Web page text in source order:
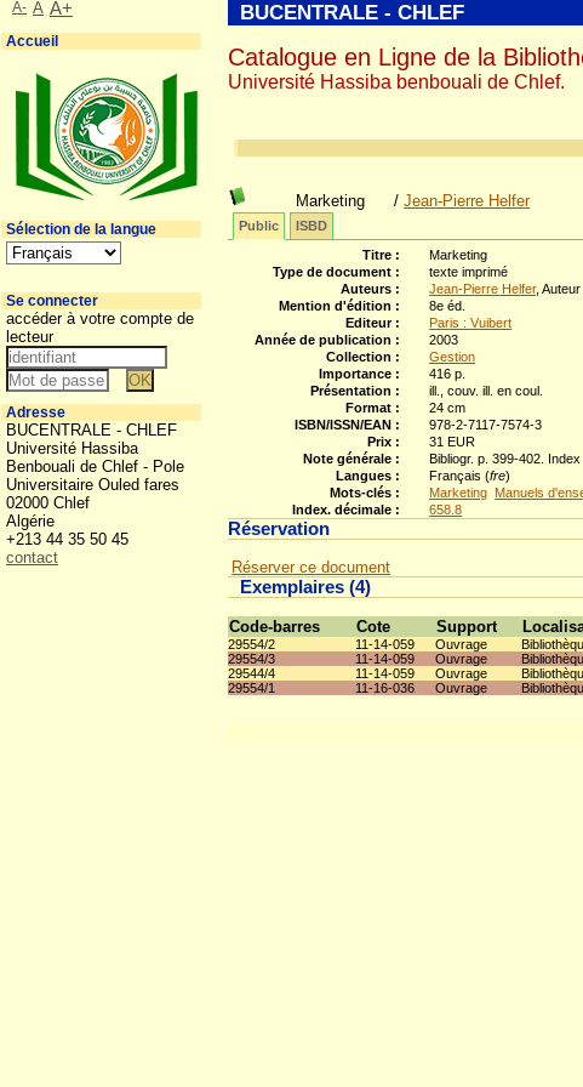
Marketing /Jean-Pierre Helfer
Public
ISBD
Titre :
Marketing
Type de document :
texte imprimé
Auteurs :
Jean-Pierre Helfer,
Mention d'édition :
8e éd.
Editeur :
Paris : Vuibert
Année de publication :
2003
Collection :
Gestion
Importance :
416 p.
Présentation :
ill., couv. ill. en coul.
Format :
24 cm
ISBN/ISSN/EAN :
978-2-7117-7574-3
Prix :
31 EUR
Note générale :
Bibliogr. p. 399-402. Index
Langues :
Français (fre)
Mots-clés :
Marketing Manuels
Index. décimale :
658.8
Réservation
Réserver ce document
Exemplaires (4)
Code-barres Cote Support
29554/2 11-14-059 Ouvrage
29554/3
11-14-059 Ouvrage
29544/4
11-14-059 Ouvrage
29554/1
11-16-036 Ouvrage
BUCENTRALE - CHLEF
Catalogue en Ligne de la
Université Hassiba benbouali de Chlef.
A- A A+
Accueil
Sélection de la langue
Se connecter
accéder à votre compte de
lecteur
Adresse
BUCENTRALE - CHLEF
Université Hassiba
Benbouali de Chlef - Pole
Universitaire Ouled fares
02000 Chlef
Algérie
+213 44 35 50 45
contact